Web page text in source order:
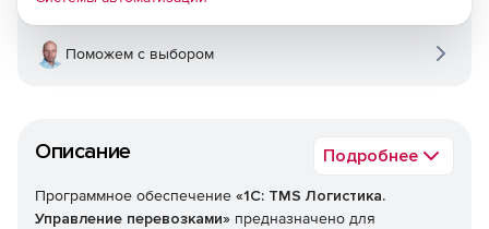
Описание Подробнее
Программное обеспечение «1С: TMS Логистика.
Управление перевозками» предназначено для
Поможем с выбором